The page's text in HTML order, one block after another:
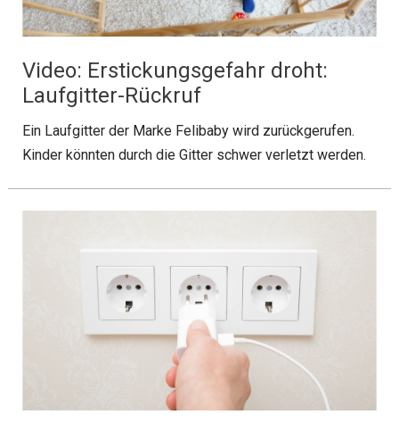
Video: Erstickungsgefahr droht:
Laufgitter-Rückruf
Ein Laufgitter der Marke Felibaby wird zurückgerufen.
Kinder könnten durch die Gitter schwer verletzt werden.